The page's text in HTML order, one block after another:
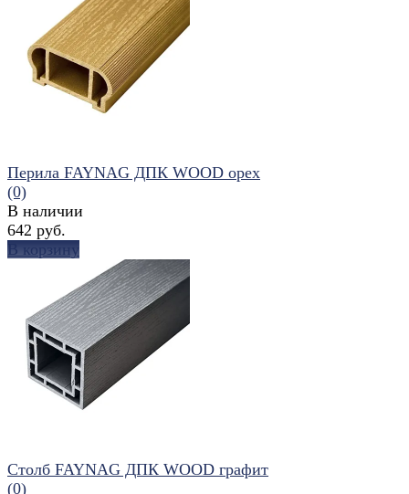
избранное сравнить
избранное сравнить
Перила FAYNAG ДПК WOOD орех
(0)
В наличии
642 руб.
В корзину
Столб FAYNAG ДПК WOOD графит
(0)